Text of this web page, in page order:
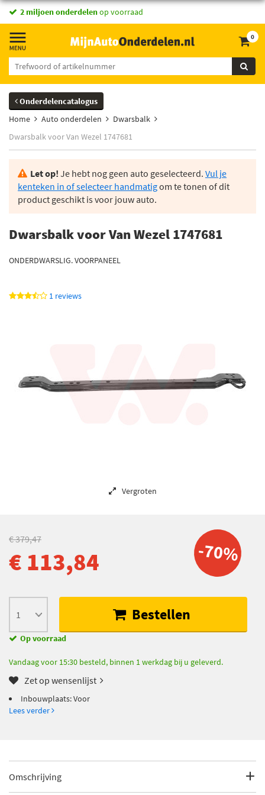
2 miljoen onderdelenop voorraad
0
Onderdelencatalogus
Home
Auto onderdelen
Dwarsbalk
Dwarsbalk voor Van Wezel 1747681
Let op! Je hebt nog geen auto geselecteerd. Vul je
kenteken in of selecteer handmatigom te tonen of dit
product geschikt is voor jouw auto.
Dwarsbalk voor Van Wezel 1747681
ONDERDWARSLIG. VOORPANEEL
1 reviews
Vergroten
-70%
€ 379,47
€ 113,84
Bestellen
Op voorraad
Vandaag voor 15:30 besteld, binnen 1 werkdag bij u geleverd.
Zet op wensenlijst
Inbouwplaats: Voor
Lees verder
Omschrijving
Inbouwplaats: Voor